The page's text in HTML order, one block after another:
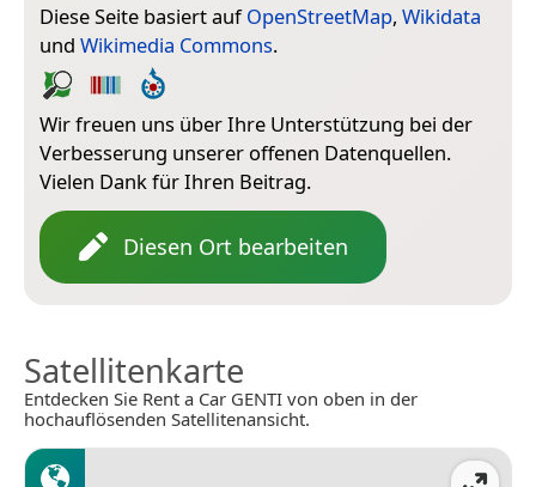
Diese Seite basiert aufOpenStreetMap, Wikidata
und Wikimedia Commons.
Wir freuen uns über Ihre Unterstützung bei der
Verbesserung unserer offenen Datenquellen.
Vielen Dank für Ihren Beitrag.
Diesen Ort bearbeiten
Satellitenkarte
Entdecken Sie Rent a Car GENTI von oben in der
hochauflösenden Satellitenansicht.